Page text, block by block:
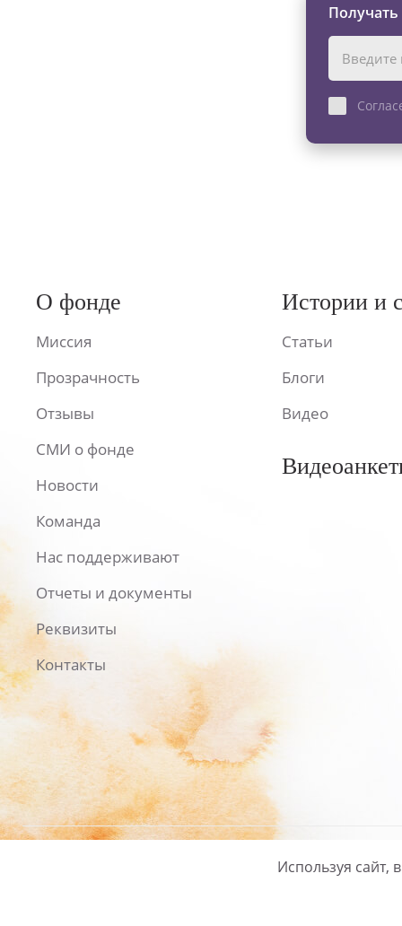
О фонде
Миссия
Прозрачность
Отзывы
СМИ о фонде
Новости
Команда
Нас поддерживают
Отчеты и документы
Реквизиты
Контакты
Истории и
Статьи
Блоги
Видео
Политика
Используя сайт,